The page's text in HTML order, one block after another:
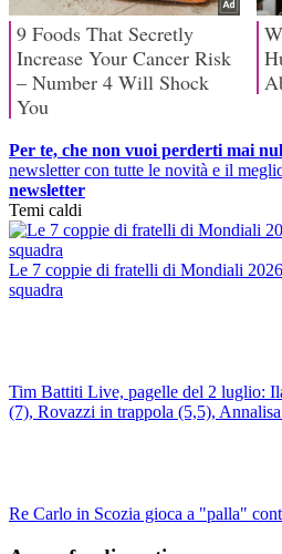
Per te, che non vuoi perderti mai
newsletter con tutte le novità e il
newsletter
Temi caldi
Le 7 coppie di fratelli di Mondiali
squadra
Tim Battiti Live, pagelle del 2 luglio:
(7), Rovazzi in trappola (5,5),
Re Carlo in Scozia gioca a "palla"